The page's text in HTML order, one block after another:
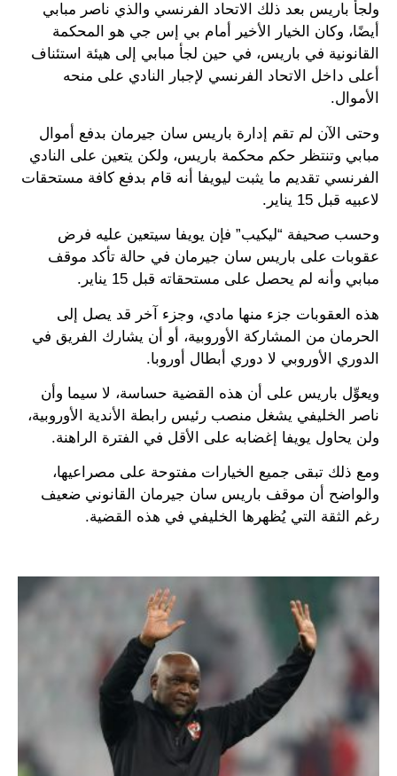
ولجأ باريس بعد ذلك الاتحاد الفرنسي والذي ناصر مبابي
أيضًا، وكان الخيار الأخير أمام بي إس جي هو المحكمة
القانونية في باريس، في حين لجأ مبابي إلى هيئة استئناف
أعلى داخل الاتحاد الفرنسي لإجبار النادي على منحه
الأموال.
وحتى الآن لم تقم إدارة باريس سان جيرمان بدفع أموال
مبابي وتنتظر حكم محكمة باريس، ولكن يتعين على النادي
الفرنسي تقديم ما يثبت ليويفا أنه قام بدفع كافة مستحقات
لاعبيه قبل 15 يناير.
وحسب صحيفة “ليكيب” فإن يويفا سيتعين عليه فرض
عقوبات على باريس سان جيرمان في حالة تأكد موقف
مبابي وأنه لم يحصل على مستحقاته قبل 15 يناير.
هذه العقوبات جزء منها مادي، وجزء آخر قد يصل إلى
الحرمان من المشاركة الأوروبية، أو أن يشارك الفريق في
الدوري الأوروبي لا دوري أبطال أوروبا.
ويعوِّل باريس على أن هذه القضية حساسة، لا سيما وأن
ناصر الخليفي يشغل منصب رئيس رابطة الأندية الأوروبية،
ولن يحاول يويفا إغضابه على الأقل في الفترة الراهنة.
ومع ذلك تبقى جميع الخيارات مفتوحة على مصراعيها،
والواضح أن موقف باريس سان جيرمان القانوني ضعيف
رغم الثقة التي يُظهرها الخليفي في هذه القضية.